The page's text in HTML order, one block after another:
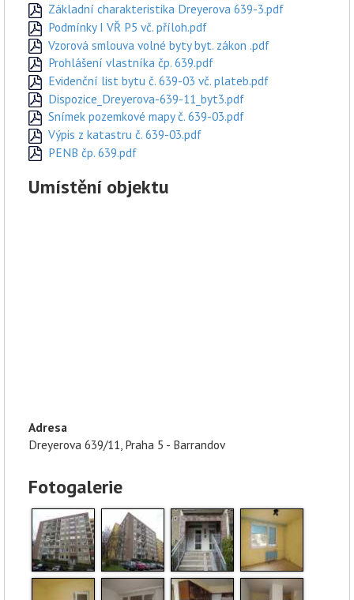
Základní charakteristika Dreyerova 639-3.pdf
Podmínky I VŘ P5 vč. příloh.pdf
Vzorová smlouva volné byty byt. zákon .pdf
Prohlášení vlastníka čp. 639.pdf
Evidenční list bytu č. 639-03 vč. plateb.pdf
Dispozice_Dreyerova-639-11_byt3.pdf
Snímek pozemkové mapy č. 639-03.pdf
Výpis z katastru č. 639-03.pdf
PENB čp. 639.pdf
Umístění objektu
Adresa
Dreyerova 639/11, Praha 5 - Barrandov
Fotogalerie